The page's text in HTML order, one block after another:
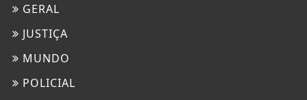
GERAL
JUSTIÇA
MUNDO
POLICIAL